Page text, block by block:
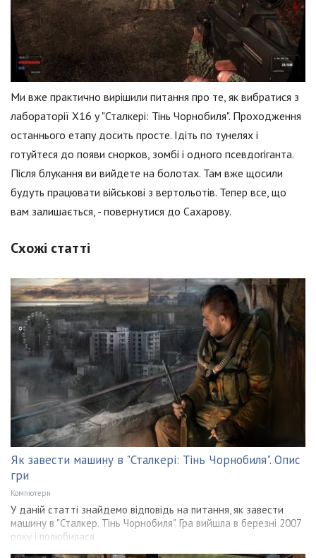
Ми вже практично вирішили питання про те, як вибратися з
лабораторії X16 у "Сталкері: Тінь Чорнобиля". Проходження
останнього етапу досить просте. Ідіть по тунелях і
готуйтеся до появи снорков, зомбі і одного псевдогіганта.
Після блукання ви вийдете на болотах. Там вже щосили
будуть працювати військові з вертольотів. Тепер все, що
вам залишається, - повернутися до Сахарову.
Схожі статті
Як завести машину в "Сталкері: Тінь Чорнобиля". Опис
гри
Компютери
У даній статті знайдемо відповідь на питання, як завести
машину в "Сталкер. Тінь Чорнобиля". Гра вийшла в березні 2007
року і полюбилася